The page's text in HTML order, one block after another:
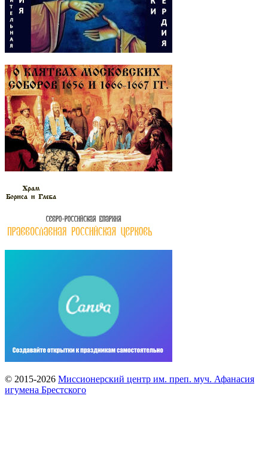
© 2015-2026 Миссионерский центр им. преп. муч. Афанасия
игумена Брестского